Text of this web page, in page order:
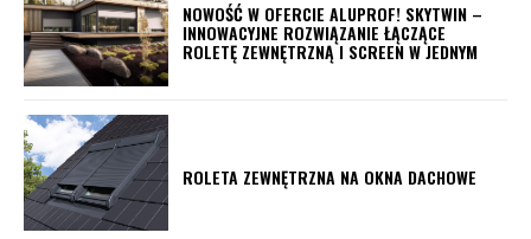
NOWOŚĆ W OFERCIE ALUPROF! SKYTWIN –
INNOWACYJNE ROZWIĄZANIE ŁĄCZĄCE
ROLETĘ ZEWNĘTRZNĄ I SCREEN W JEDNYM
ROLETA ZEWNĘTRZNA NA OKNA DACHOWE